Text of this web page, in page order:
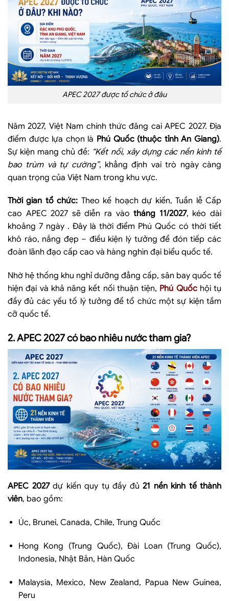
APEC 2027 được tổ chức ở đâu
Năm 2027, Việt Nam chính thức đăng cai APEC 2027. Địa
điểm được lựa chọn là Phú Quốc (thuộc tỉnh An Giang).
Sự kiện mang chủ đề: “Kết nối, xây dựng các nền kinh tế
bao trùm và tự cường”, khẳng định vai trò ngày càng
quan trọng của Việt Nam trong khu vực.
Thời gian tổ chức: Theo kế hoạch dự kiến, Tuần lễ Cấp
cao APEC 2027 sẽ diễn ra vàotháng 11/2027, kéo dài
khoảng 7 ngày . Đây là thời điểm Phú Quốc có thời tiết
khô ráo, nắng đẹp – điều kiện lý tưởng để đón tiếp các
đoàn lãnh đạo cấp cao và hàng nghìn đại biểu quốc tế.
Nhờ hệ thống khu nghỉ dưỡng đẳng cấp, sân bay quốc tế
hiện đại và khả năng kết nối thuận tiện, Phú Quốchội tụ
đầy đủ các yếu tố lý tưởng để tổ chức một sự kiện tầm
cỡ quốc tế.
2. APEC 2027 có bao nhiêu nước tham gia?
APEC 2027dự kiến quy tụ đầy đủ 21 nền kinh tế thành
viên, bao gồm:
Úc, Brunei, Canada, Chile, Trung Quốc
Hong Kong (Trung Quốc), Đài Loan (Trung Quốc),
Indonesia, Nhật Bản, Hàn Quốc
Malaysia, Mexico, New Zealand, Papua New Guinea,
Peru